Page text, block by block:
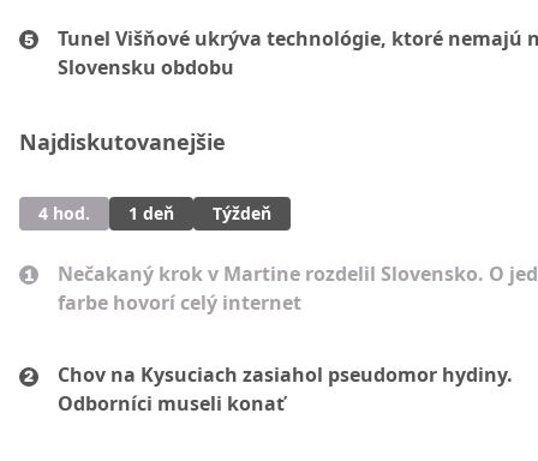
Tunel Višňové ukrýva technológie, ktoré nemajú
Slovensku obdobu
Najdiskutovanejšie
4 hod. 1 deň Týždeň
Nečakaný krok v Martine rozdelil Slovensko. O
farbe hovorí celý internet
Chov na Kysuciach zasiahol pseudomor hydiny.
Odborníci museli konať